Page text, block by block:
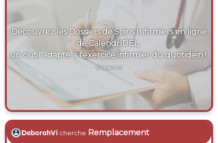
Découvrez les Dossiers de Soins Infirmiers en ligne
de CalendrIDEL,
un outil adapté à l'exercice infirmier du quotidien !
Cliquez ici
DeborahVi cherche Remplacement